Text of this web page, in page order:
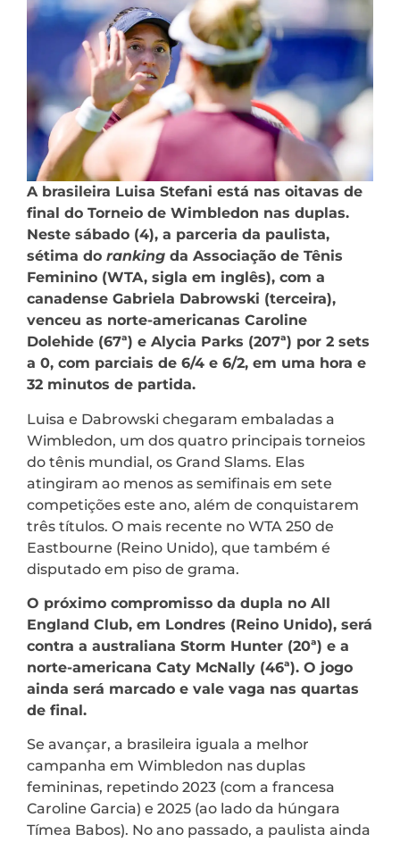
A brasileira Luisa Stefani está nas oitavas de
final do Torneio de Wimbledon nas duplas.
Neste sábado (4), a parceria da paulista,
sétima do ranking da Associação de Tênis
Feminino (WTA, sigla em inglês), com a
canadense Gabriela Dabrowski (terceira),
venceu as norte-americanas Caroline
Dolehide (67ª) e Alycia Parks (207ª) por 2 sets
a 0, com parciais de 6/4 e 6/2, em uma hora e
32 minutos de partida.
Luisa e Dabrowski chegaram embaladas a
Wimbledon, um dos quatro principais torneios
do tênis mundial, os Grand Slams. Elas
atingiram ao menos as semifinais em sete
competições este ano, além de conquistarem
três títulos. O mais recente no WTA 250 de
Eastbourne (Reino Unido), que também é
disputado em piso de grama.
O próximo compromisso da dupla no All
England Club, em Londres (Reino Unido), será
contra a australiana Storm Hunter (20ª) e a
norte-americana Caty McNally (46ª). O jogo
ainda será marcado e vale vaga nas quartas
de final.
Se avançar, a brasileira iguala a melhor
campanha em Wimbledon nas duplas
femininas, repetindo 2023 (com a francesa
Caroline Garcia) e 2025 (ao lado da húngara
Tímea Babos). No ano passado, a paulista ainda